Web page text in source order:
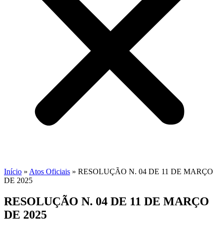
Início » Atos Oficiais » RESOLUÇÃO N. 04 DE 11 DE MARÇO
DE 2025
RESOLUÇÃO N. 04 DE 11 DE MARÇO
DE 2025